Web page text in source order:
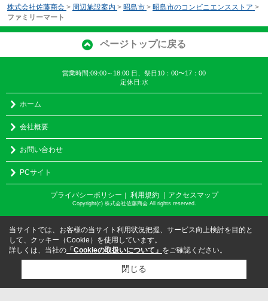
株式会社佐藤商会 > 周辺施設案内 > 昭島市 > 昭島市のコンビニエンスストア >
ファミリーマート
ページトップに戻る
営業時間:09:00～18:00 日、祭日10：00〜17：00
定休日:水
ホーム
会社概要
お問い合わせ
PCサイト
プライバシーポリシー ｜ 利用規約 ｜アクセスマップ
Copyright(c) 株式会社佐藤商会 All rights reserved.
当サイトでは、お客様の当サイト利用状況把握、サービス向上検討を目的と
して、クッキー（Cookie）を使用しています。
詳しくは、当社の 「Cookieの取扱いについて」 をご確認ください。
閉じる